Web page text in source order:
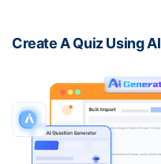
Create A Quiz Using AI